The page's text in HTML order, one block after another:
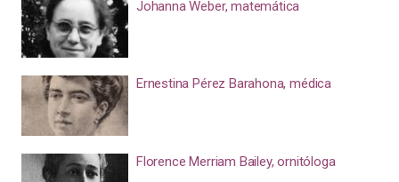
Johanna Weber, matemática
Ernestina Pérez Barahona, médica
Florence Merriam Bailey, ornitóloga